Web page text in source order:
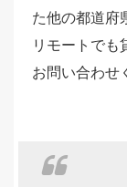
た他の都道府
リモートでも
お問い合わせ